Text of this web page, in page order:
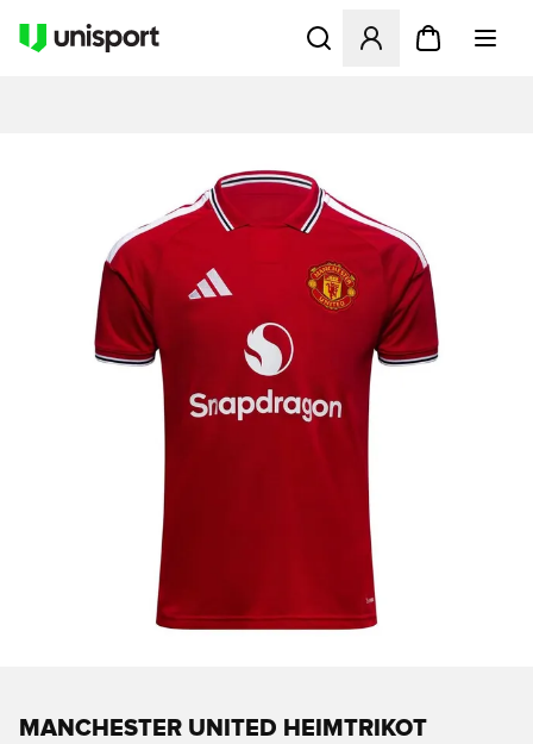
Öffnet ein Fenster zum
MANCHESTER UNITED HEIMTRIKOT